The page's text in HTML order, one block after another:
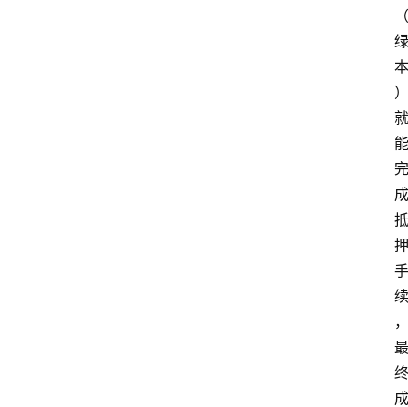
（
绿
本
）
就
能
完
成
抵
押
手
续
，
最
终
成